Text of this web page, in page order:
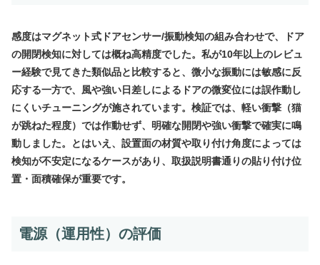
感度はマグネット式ドアセンサー/振動検知の組み合わせで、ドア
の開閉検知に対しては概ね高精度でした。私が10年以上のレビュ
ー経験で見てきた類似品と比較すると、微小な振動には敏感に反
応する一方で、風や強い日差しによるドアの微変位には誤作動し
にくいチューニングが施されています。検証では、軽い衝撃（猫
が跳ねた程度）では作動せず、明確な開閉や強い衝撃で確実に鳴
動しました。とはいえ、設置面の材質や取り付け角度によっては
検知が不安定になるケースがあり、取扱説明書通りの貼り付け位
置・面積確保が重要です。
電源（運用性）の評価